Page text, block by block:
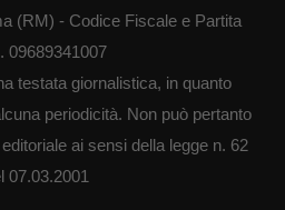
(RM) - Codice Fiscale e Partita
09689341007
testata giornalistica, in quanto
periodicità. Non può pertanto
ai sensi della legge n. 62
07.03.2001